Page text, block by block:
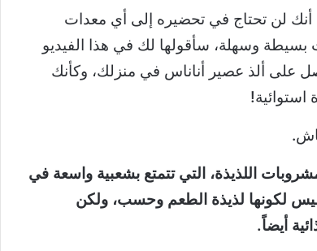
أنك لن تحتاج في تحضيره إلى أي معدات
بسيطة وسهلة، سأقولها لك في هذا الفيديو
على ألذ عصير أناناس في منزلك، وكأنك
اللذيذة، التي تتمتع بشعبية واسعة في
ليس لكونها لذيذة الطعم وحسب، ولكن
أيضاً.